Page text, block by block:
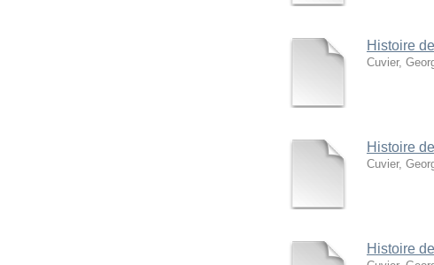
Histoire
Cuvier,
Histoire
Cuvier,
Histoire